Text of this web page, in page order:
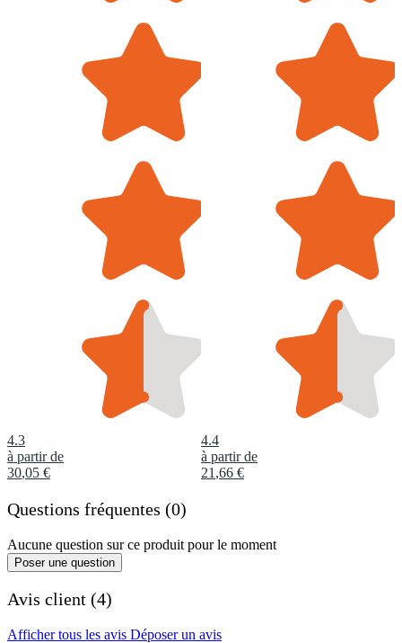
4.3
à partir de
30,05 €
4.4
à partir de
21,66 €
Questions fréquentes (0)
Aucune question sur ce produit pour le moment
Poser une question
Avis client (4)
Afficher tous les avis Déposer un avis